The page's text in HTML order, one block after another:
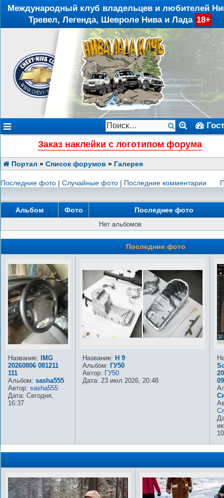
Международный клуб владельцев и любителей
Тревел, Легенда, Шевроле Нива и Лада 18+
Заказ наклейки с логотипом форума
Портал » Список форумов » Галерея
Последние фото | Случайные фото | Последние комментарии
Альбом Фото Последнее фото
Нет альбомов
Последние фото
Название:
IMG
20260806 081211
111
Альбом: sasha555
Автор: sasha555
Дата: Сегодня,
16:37
Название: Н 9
Альбом: ГУ50
Автор: ГУ50
Дата: 23 июл 2026, 20:48